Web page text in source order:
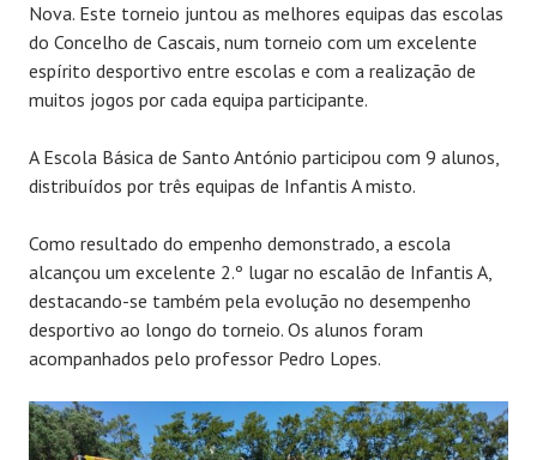
Nova. Este torneio juntou as melhores equipas das escolas
do Concelho de Cascais, num torneio com um excelente
espírito desportivo entre escolas e com a realização de
muitos jogos por cada equipa participante.
A Escola Básica de Santo António participou com 9 alunos,
distribuídos por três equipas de Infantis A misto.
Como resultado do empenho demonstrado, a escola
alcançou um excelente 2.º lugar no escalão de Infantis A,
destacando-se também pela evolução no desempenho
desportivo ao longo do torneio. Os alunos foram
acompanhados pelo professor Pedro Lopes.